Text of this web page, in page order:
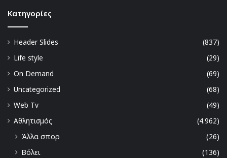
Kατηγορίες
Header Slides
(837)
Life style
(29)
On Demand
(69)
Uncategorized
(68)
Web Tv
(49)
Αθλητισμός
(4.962)
Άλλα σπορ
(26)
Βόλει
(136)